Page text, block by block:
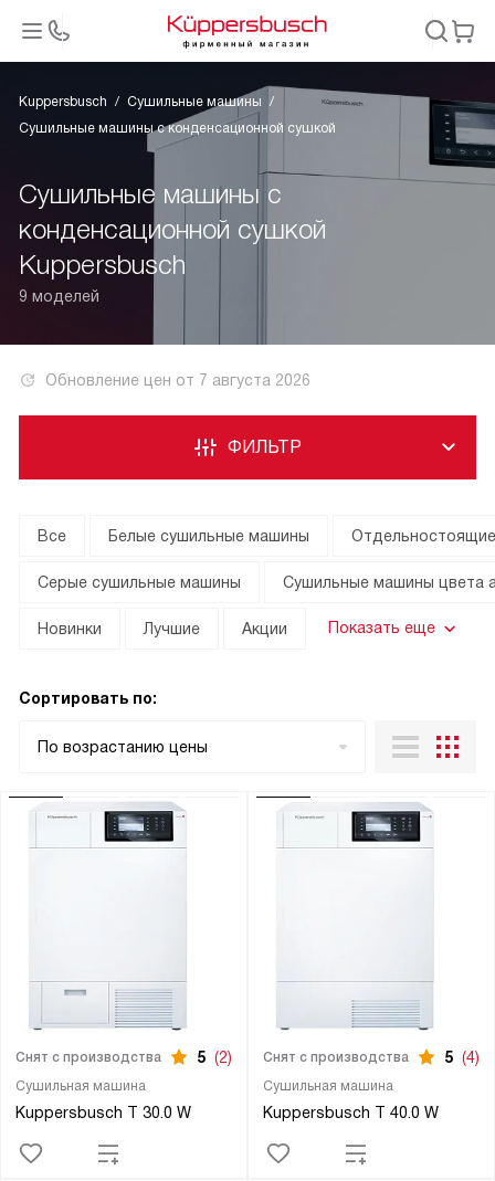
Kuppersbusch
Сушильные машины
Сушильные машины с конденсационной сушкой
Сушильные машины с
конденсационной сушкой
Kuppersbusch
9 моделей
Обновление цен от 7 августа 2026
ФИЛЬТР
Все Белые сушильные машины
Серые сушильные машины Сушильные машины цвета
Новинки Лучшие Акции Показать еще
Сортировать по:
По возрастанию цены
Сушильная машина
Kuppersbusch T 30.0 W
Снят с производства 5 (2)
Сушильная машина
Kuppersbusch T 40.0 W
Снят с производства 5 (4)